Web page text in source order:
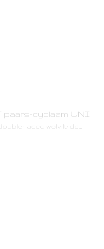
paars-cyclaam UNI
faced wolvilt: de…